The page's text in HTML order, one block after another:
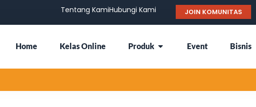
Tentang KamiHubungi Kami JOIN KOMUNITAS
Home Kelas Online Produk Event Bisnis